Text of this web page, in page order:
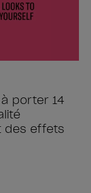
à porter 14
des effets